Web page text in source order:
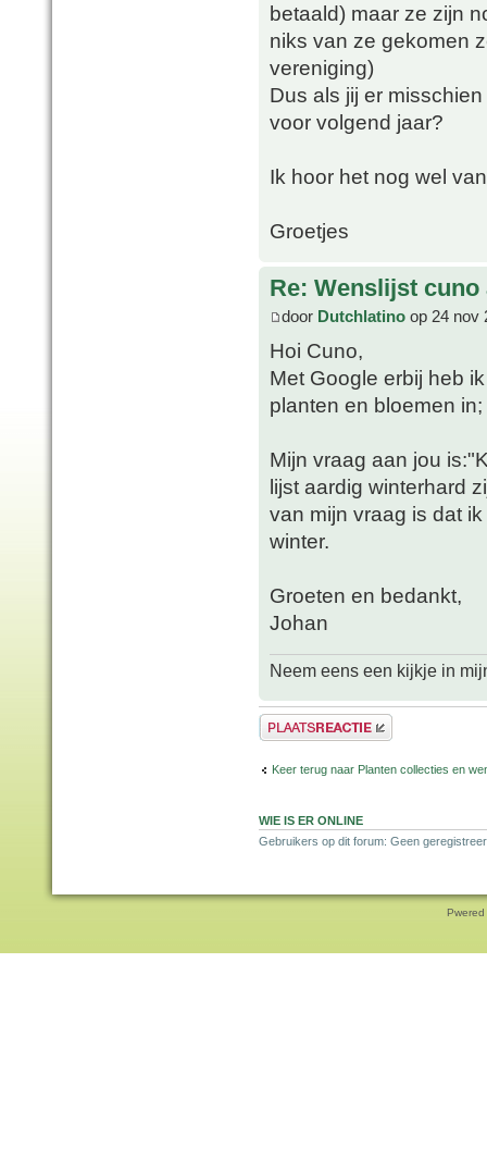
betaald) maar ze zijn
niks van ze gekomen
vereniging)
Dus als jij er
voor volgend jaar?
Ik hoor het nog wel
Groetjes
Re: Wenslijst cuno
door Dutchlatino op 24 nov
Hoi Cuno,
Met Google erbij heb
planten en bloemen
Mijn vraag aan jou
lijst aardig winterhard
van mijn vraag is dat
winter.
Groeten en bedankt,
Johan
Neem eens een kijkje in
Plaats een reactie
Keer terug naar Planten collecties en
WIE IS ER ONLINE
Gebruikers op dit forum: Geen